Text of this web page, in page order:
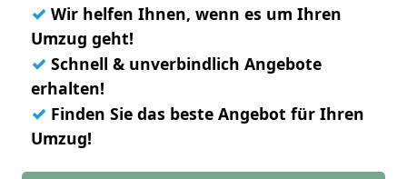
✓ Wir helfen Ihnen, wenn es um Ihren
Umzug geht!
✓ Schnell & unverbindlich Angebote
erhalten!
✓ Finden Sie das beste Angebot für Ihren
Umzug!